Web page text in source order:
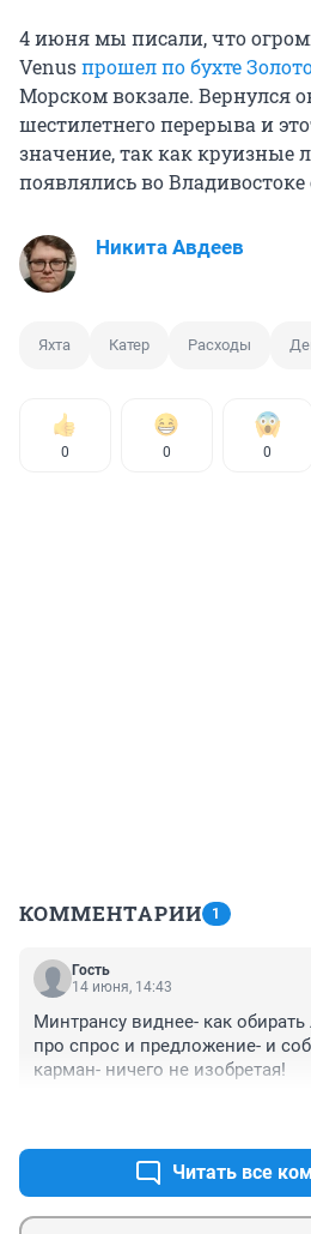
4 июня мы писали, что
Venusпрошел по бухте
Морском вокзале. Вернулся
шестилетнего перерыва и
значение, так как круизные
появлялись во Владивостоке
Никита Авдеев
Яхта Катер Расходы
0 0 0
КОММЕНТАРИИ 1
Гость
14 июня, 14:43
Минтрансу виднее- как
про спрос и предложение- и
карман- ничего не изобретая!
Читать все